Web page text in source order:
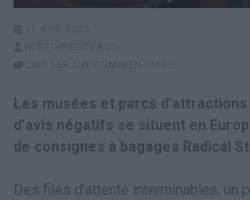
Les musées et parcs
d’avis négatifs se situent en
de consignes à bagages Radical
Des files d’attente interminables, un